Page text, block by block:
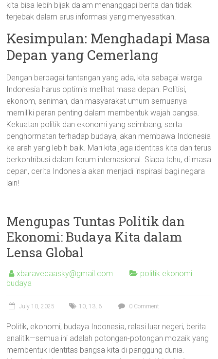
kita bisa lebih bijak dalam menanggapi berita dan tidak
terjebak dalam arus informasi yang menyesatkan.
Kesimpulan: Menghadapi Masa
Depan yang Cemerlang
Dengan berbagai tantangan yang ada, kita sebagai warga
Indonesia harus optimis melihat masa depan. Politisi,
ekonom, seniman, dan masyarakat umum semuanya
memiliki peran penting dalam membentuk wajah bangsa.
Kekuatan politik dan ekonomi yang seimbang, serta
penghormatan terhadap budaya, akan membawa Indonesia
ke arah yang lebih baik. Mari kita jaga identitas kita dan terus
berkontribusi dalam forum internasional. Siapa tahu, di masa
depan, cerita Indonesia akan menjadi inspirasi bagi negara
lain!
Mengupas Tuntas Politik dan
Ekonomi: Budaya Kita dalam
Lensa Global
xbaravecaasky@gmail.com
politik ekonomi
budaya
July 10, 2025 10, 13, 6 0 Comment
Politik, ekonomi, budaya Indonesia, relasi luar negeri, berita
analitik—semua ini adalah potongan-potongan mozaik yang
membentuk identitas bangsa kita di panggung dunia.